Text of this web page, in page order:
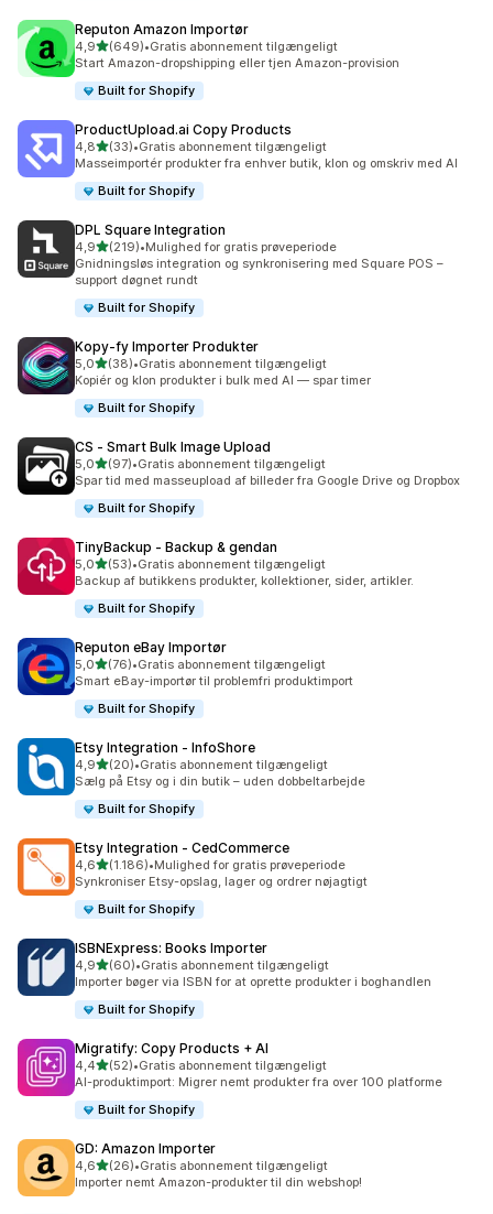
Reputon Amazon Importør
4,9ud af 5 stjerner
(649)
649 anmeldelser i alt
•Gratis abonnement tilgængeligt
Start Amazon-dropshipping eller tjen Amazon-provision
Built for Shopify
ProductUpload.ai Copy Products
4,8ud af 5 stjerner
(33)
33 anmeldelser i alt
•Gratis abonnement tilgængeligt
Masseimportér produkter fra enhver butik, klon og omskriv med AI
Built for Shopify
DPL Square Integration
4,9ud af 5 stjerner
(219)
219 anmeldelser i alt
•Mulighed for gratis prøveperiode
Gnidningsløs integration og synkronisering med Square POS –
support døgnet rundt
Built for Shopify
Kopy‑fy Importer Produkter
5,0ud af 5 stjerner
(38)
38 anmeldelser i alt
•Gratis abonnement tilgængeligt
Kopiér og klon produkter i bulk med AI — spar timer
Built for Shopify
CS ‑ Smart Bulk Image Upload
5,0ud af 5 stjerner
(97)
97 anmeldelser i alt
•Gratis abonnement tilgængeligt
Spar tid med masseupload af billeder fra Google Drive og Dropbox
Built for Shopify
TinyBackup ‑ Backup & gendan
5,0ud af 5 stjerner
(53)
53 anmeldelser i alt
•Gratis abonnement tilgængeligt
Backup af butikkens produkter, kollektioner, sider, artikler.
Built for Shopify
Reputon eBay Importør
5,0ud af 5 stjerner
(76)
76 anmeldelser i alt
•Gratis abonnement tilgængeligt
Smart eBay-importør til problemfri produktimport
Built for Shopify
Etsy Integration ‑ InfoShore
4,9ud af 5 stjerner
(20)
20 anmeldelser i alt
•Gratis abonnement tilgængeligt
Sælg på Etsy og i din butik – uden dobbeltarbejde
Built for Shopify
Etsy Integration ‑ CedCommerce
4,6ud af 5 stjerner
(1.186)
1186 anmeldelser i alt
•Mulighed for gratis prøveperiode
Synkroniser Etsy-opslag, lager og ordrer nøjagtigt
Built for Shopify
ISBNExpress: Books Importer
4,9ud af 5 stjerner
(60)
60 anmeldelser i alt
•Gratis abonnement tilgængeligt
Importer bøger via ISBN for at oprette produkter i boghandlen
Built for Shopify
Migratify: Copy Products + AI
4,4ud af 5 stjerner
(52)
52 anmeldelser i alt
•Gratis abonnement tilgængeligt
AI-produktimport: Migrer nemt produkter fra over 100 platforme
Built for Shopify
GD: Amazon Importer
4,6ud af 5 stjerner
(26)
26 anmeldelser i alt
•Gratis abonnement tilgængeligt
Importer nemt Amazon-produkter til din webshop!